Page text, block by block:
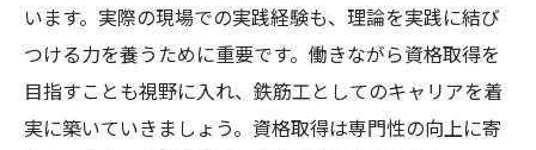
います。実際の現場での実践経験も、理論を実践に結び
つける力を養うために重要です。働きながら資格取得を
目指すことも視野に入れ、鉄筋工としてのキャリアを着
実に築いていきましょう。資格取得は専門性の向上に寄